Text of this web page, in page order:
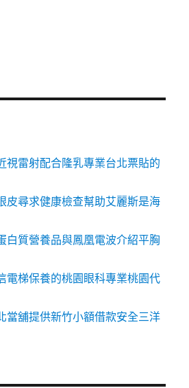
視雷射配合隆乳專業台北票貼的
皮尋求健康檢查幫助艾麗斯是海
白質營養品與鳳凰電波介紹平胸
電梯保養的桃園眼科專業桃園代
當舖提供新竹小額借款安全三洋